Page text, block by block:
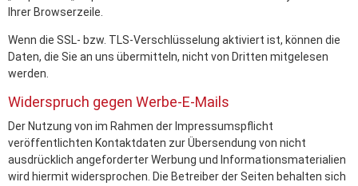
Ihrer Browserzeile.
Wenn die SSL- bzw. TLS-Verschlüsselung aktiviert ist, können die
Daten, die Sie an uns übermitteln, nicht von Dritten mitgelesen
werden.
Widerspruch gegen Werbe-E-Mails
Der Nutzung von im Rahmen der Impressumspflicht
veröffentlichten Kontaktdaten zur Übersendung von nicht
ausdrücklich angeforderter Werbung und Informationsmaterialien
wird hiermit widersprochen. Die Betreiber der Seiten behalten sich